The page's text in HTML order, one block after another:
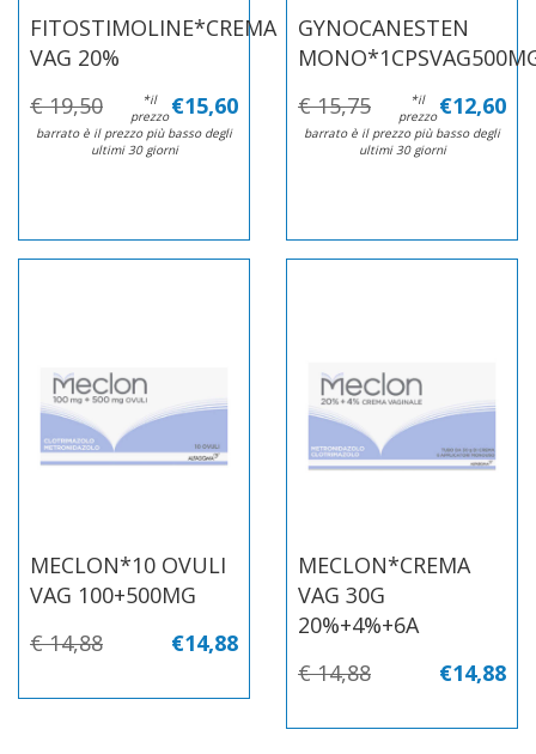
FITOSTIMOLINE*CREMA
VAG 20%
€ 19,50 €15,60
*il
prezzo
barrato è il prezzo più basso degli
ultimi 30 giorni
GYNOCANESTEN
€ 15,75 €12,60
*il
prezzo
barrato è il prezzo più basso degli
ultimi 30 giorni
MECLON*10 OVULI
VAG 100+500MG
€14,88
€ 14,88
MECLON*CREMA
VAG 30G
20%+4%+6A
€14,88
€ 14,88